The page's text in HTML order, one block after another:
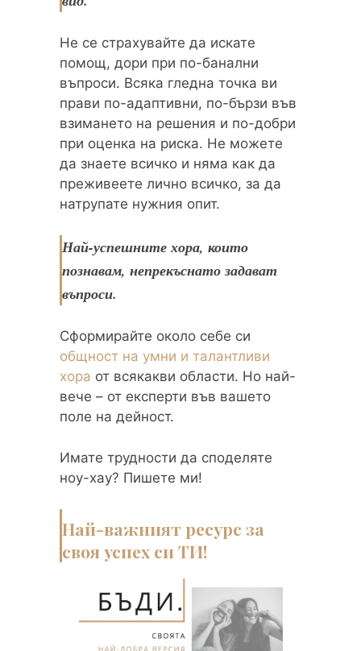
Не се страхувайте да искате
помощ, дори при по-банални
въпроси. Всяка гледна точка ви
прави по-адаптивни, по-бързи във
взимането на решения и по-добри
при оценка на риска. Не можете
да знаете всичко и няма как да
преживеете лично всичко, за да
натрупате нужния опит.
Най-успешните хора, които
познавам, непрекъснато задават
въпроси.
Сформирайте около себе си
общност на умни и талантливи
хора от всякакви области. Но най-
вече – от експерти във вашето
поле на дейност.
Имате трудности да споделяте
ноу-хау? Пишете ми!
Най-важният ресурс за
своя успех си ТИ!